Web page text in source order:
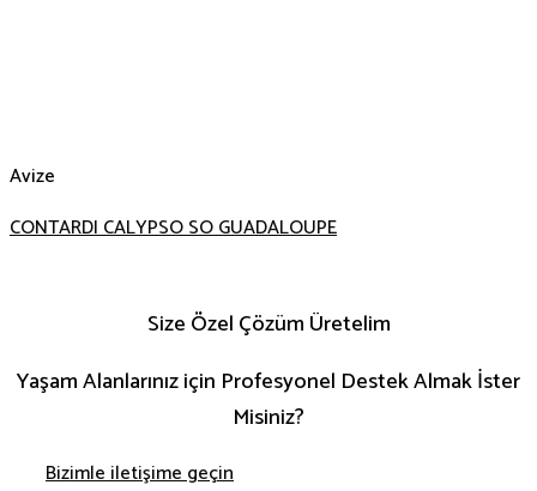
Avize
CONTARDI CALYPSO SO GUADALOUPE
Size Özel Çözüm Üretelim
Yaşam Alanlarınız için Profesyonel Destek Almak İster
Misiniz?
Bizimle iletişime geçin